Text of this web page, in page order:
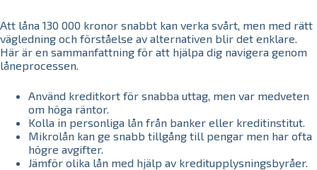
e
n
t
Att låna 130 000 kronor snabbt kan verka svårt, men med rätt
vägledning och förståelse av alternativen blir det enklare.
Här är en sammanfattning för att hjälpa dig navigera genom
låneprocessen.
Använd kreditkort för snabba uttag, men var medveten
om höga räntor.
Kolla in personliga lån från banker eller kreditinstitut.
Mikrolån kan ge snabb tillgång till pengar men har ofta
högre avgifter.
Jämför olika lån med hjälp av kreditupplysningsbyråer.